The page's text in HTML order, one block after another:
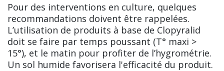
Pour des interventions en culture, quelques
recommandations doivent être rappelées.
L’utilisation de produits à base de Clopyralid
doit se faire par temps poussant (T° maxi >
15°), et le matin pour profiter de l’hygrométrie.
Un sol humide favorisera l'efficacité du produit.